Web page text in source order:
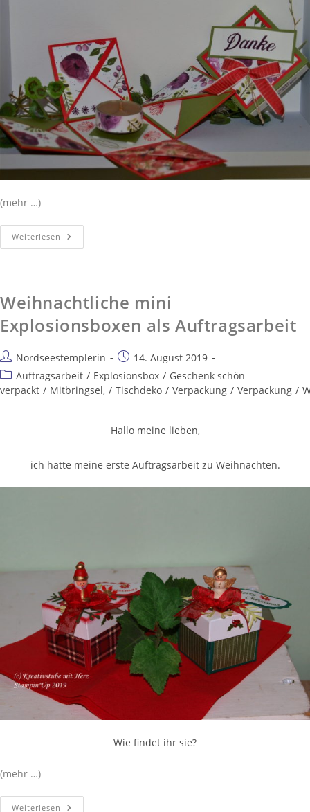
(mehr …)
Weiterlesen
Weihnachtliche mini
Explosionsboxen als Auftragsarbeit
Nordseestemplerin
14. August 2019
Auftragsarbeit / Explosionsbox / Geschenk schön
verpackt / Mitbringsel, / Tischdeko / Verpackung / Verpackung /
Hallo meine lieben,
ich hatte meine erste Auftragsarbeit zu Weihnachten.
Wie findet ihr sie?
(mehr …)
Weiterlesen